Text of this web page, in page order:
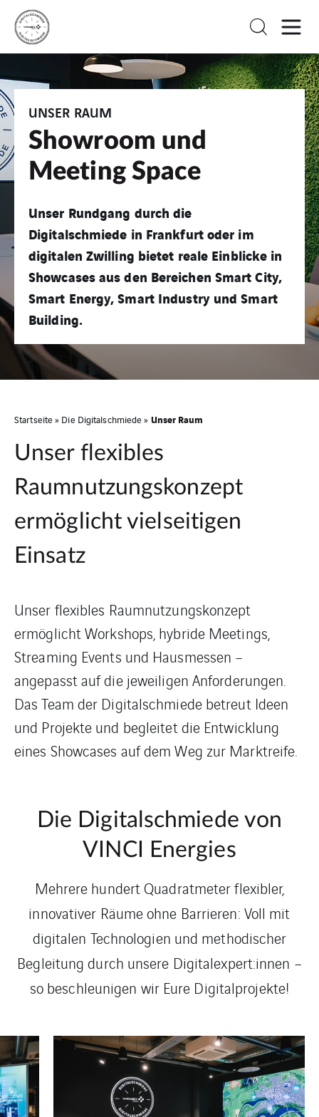
UNSER RAUM
Showroom und
Meeting Space
Unser Rundgang durch die
Digitalschmiede in Frankfurt oder im
digitalen Zwilling bietet reale Einblicke in
Showcases aus den Bereichen Smart City,
Smart Energy, Smart Industry und Smart
Building.
Startseite » Die Digitalschmiede » Unser Raum
Unser flexibles
Raumnutzungskonzept
ermöglicht vielseitigen
Einsatz
Unser flexibles Raumnutzungskonzept
ermöglicht Workshops, hybride Meetings,
Streaming Events und Hausmessen –
angepasst auf die jeweiligen Anforderungen.
Das Team der Digitalschmiede betreut Ideen
und Projekte und begleitet die Entwicklung
eines Showcases auf dem Weg zur Marktreife.
Die Digitalschmiede von
VINCI Energies
Mehrere hundert Quadratmeter flexibler,
innovativer Räume ohne Barrieren: Voll mit
digitalen Technologien und methodischer
Begleitung durch unsere Digitalexpert:innen –
so beschleunigen wir Eure Digitalprojekte!